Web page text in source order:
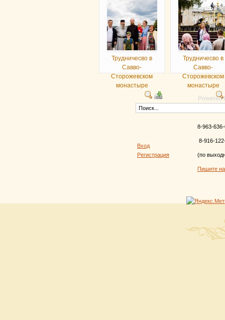
монастыре
монастыре
Трудничесво в
Савво-
Сторожевском
монастыре
Трудничесво в
Савво-
Сторожевском
монастыре
Powered
Вход
Регистрация
8-963-
8-916-
(по
Пишите